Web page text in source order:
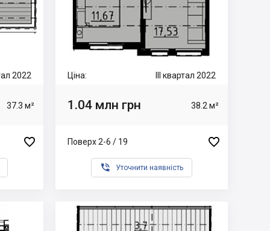
2022
37.3 м²

Ціна: III квартал 2022
1.04 млн грн 38.2 м²
Поверх 2-6 / 19 
 Уточнити наявність